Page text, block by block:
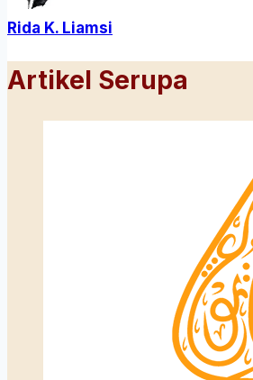
Rida K. Liamsi
Artikel Serupa